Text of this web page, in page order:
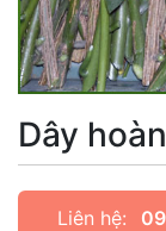
Dây
Liên hệ: